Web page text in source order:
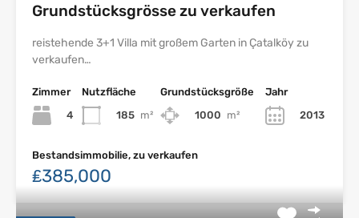
Grundstücksgrösse zu verkaufen
reistehende 3+1 Villa mit großem Garten in Çatalköy zu
verkaufen…
Zimmer
4
Nutzfläche
185 m²
Grundstücksgröße
1000 m²
Jahr
2013
Bestandsimmobilie, zu verkaufen
₤385,000